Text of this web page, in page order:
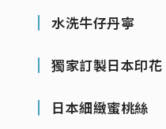
水洗牛仔丹寧
獨家訂製日本印花
日本細緻蜜桃絲